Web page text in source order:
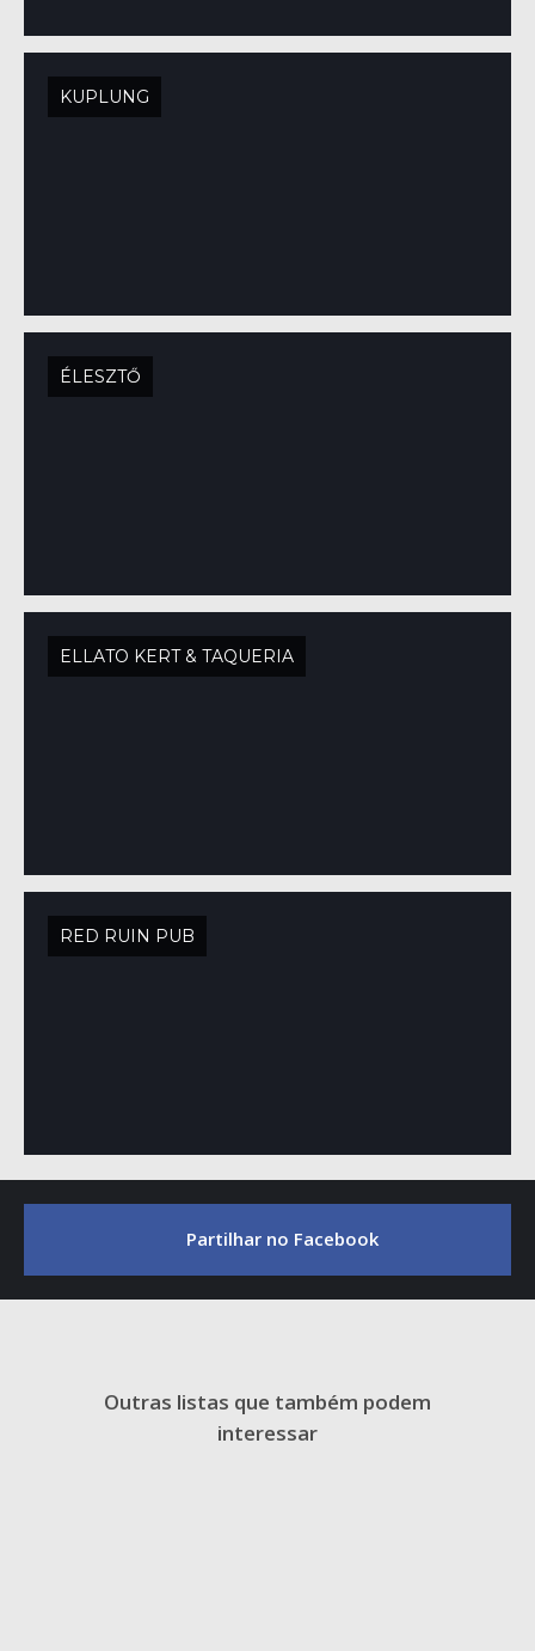
KUPLUNG
ÉLESZTŐ
ELLATO KERT & TAQUERIA
RED RUIN PUB
Partilhar no Facebook
Outras listas que também podem
interessar